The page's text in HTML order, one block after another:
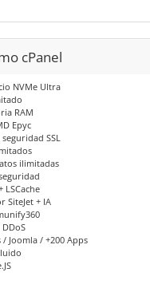
cPanel
NVMe Ultra
RAM
Epyc
SSL
ilimitadas
LSCache
SiteJet + IA
Joomla / +200 Apps